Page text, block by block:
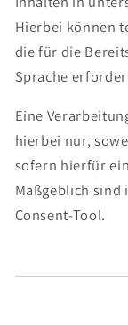
Hierbei können
die für die
Sprache
Eine
hierbei nur,
sofern hierfür
Maßgeblich
Consent-Tool.